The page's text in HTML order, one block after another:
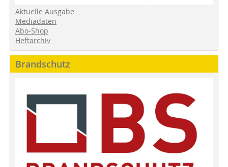
Aktuelle Ausgabe
Mediadaten
Abo-Shop
Heftarchiv
Brandschutz